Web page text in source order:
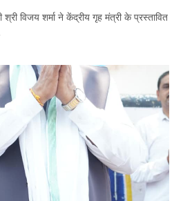
विजय शर्मा ने केंद्रीय गृह मंत्री के प्रस्तावित